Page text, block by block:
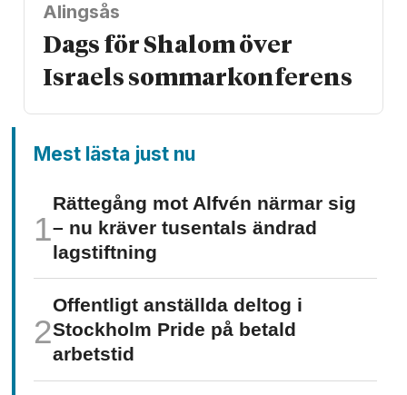
Alingsås
Dags för Shalom över
Israels sommarkonferens
Mest lästa just nu
Rättegång mot Alfvén närmar sig
– nu kräver tusentals ändrad
lagstiftning
Offentligt anställda deltog i
Stockholm Pride på betald
arbetstid